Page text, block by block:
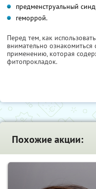
предменструальный
геморрой.
Перед тем, как
внимательно
применению, которая
фитопрокладок.
Похожие акции: